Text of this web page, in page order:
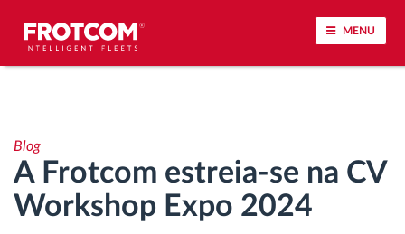
MENU
Análise do estilo de condução
Monitorização dos tempos de condução
Blog
A Frotcom estreia-se na CV
Workshop Expo 2024